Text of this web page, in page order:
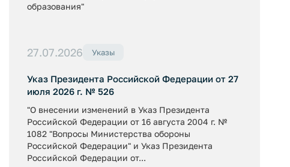
образования"
27.07.2026 Указы
Указ Президента Российской Федерации от 27
июля 2026 г. № 526
"О внесении изменений в Указ Президента
Российской Федерации от 16 августа 2004 г. №
1082 "Вопросы Министерства обороны
Российской Федерации" и Указ Президента
Российской Федерации от...